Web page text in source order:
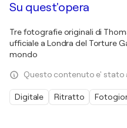
Su quest'opera
Tre fotografie originali di
ufficiale a Londra del Torture
mondo
Questo contenuto e'
Digitale Ritratto